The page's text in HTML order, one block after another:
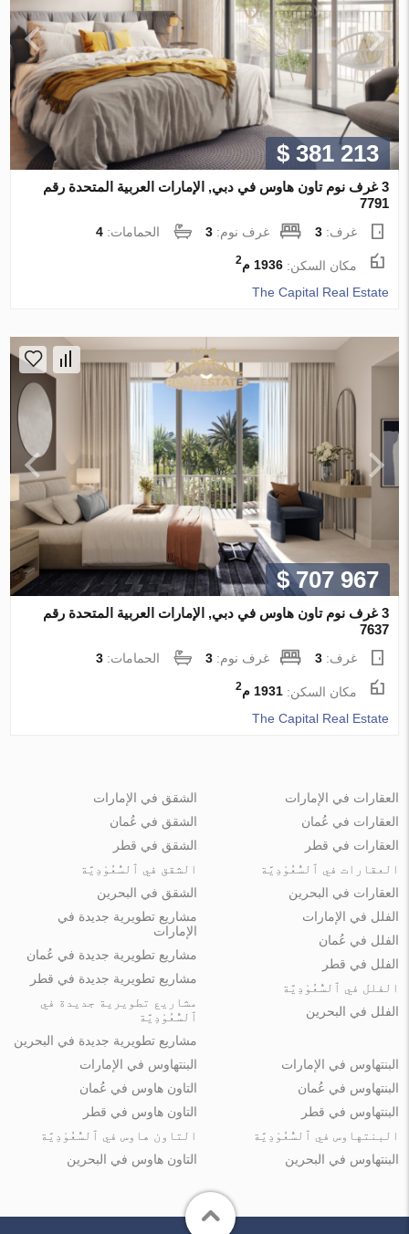
$ 381 213
3 غرف نوم تاون هاوس في دبي, الإمارات العربية المتحدة رقم
7791
غرف:3 غرف نوم:3 الحمامات:4
مكان السكن:1936 م 2
The Capital Real Estate
$ 707 967
3 غرف نوم تاون هاوس في دبي, الإمارات العربية المتحدة رقم
7637
غرف:3 غرف نوم:3 الحمامات:3
مكان السكن:1931 م 2
The Capital Real Estate
العقارات في الإمارات
العقارات في عُمان
العقارات في قطر
العقارات في ٱلسُّعُوْدِيَّة
العقارات في البحرين
الشقق في الإمارات
الشقق في عُمان
الشقق في قطر
الشقق في ٱلسُّعُوْدِيَّة
الشقق في البحرين
الفلل في الإمارات
الفلل في عُمان
الفلل في قطر
الفلل في ٱلسُّعُوْدِيَّة
الفلل في البحرين
مشاريع تطويرية جديدة في
الإمارات
مشاريع تطويرية جديدة في عُمان
مشاريع تطويرية جديدة في قطر
مشاريع تطويرية جديدة في
ٱلسُّعُوْدِيَّة
مشاريع تطويرية جديدة في البحرين
البنتهاوس في الإمارات
البنتهاوس في عُمان
البنتهاوس في قطر
البنتهاوس في ٱلسُّعُوْدِيَّة
البنتهاوس في البحرين
البنتهاوس في الإمارات
التاون هاوس في عُمان
التاون هاوس في قطر
التاون هاوس في ٱلسُّعُوْدِيَّة
التاون هاوس في البحرين